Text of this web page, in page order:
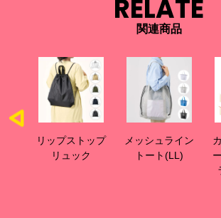
RELATE
関連商品
リップストップ
リュック
メッシュライン
トート(LL)